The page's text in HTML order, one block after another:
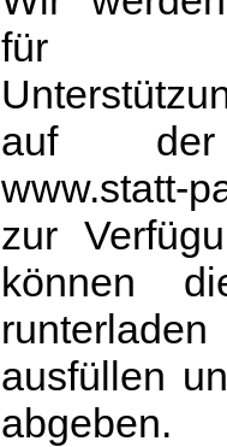
für
auf der
www.statt-
zur
können
ausfüllen
abgeben.